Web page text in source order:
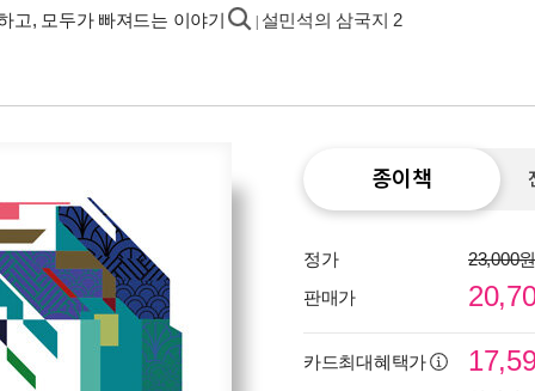
고, 모두가 빠져드는 이야기 설민석의 삼국지 2
종이책
정가
23,000원
판매가
카드최대혜택가